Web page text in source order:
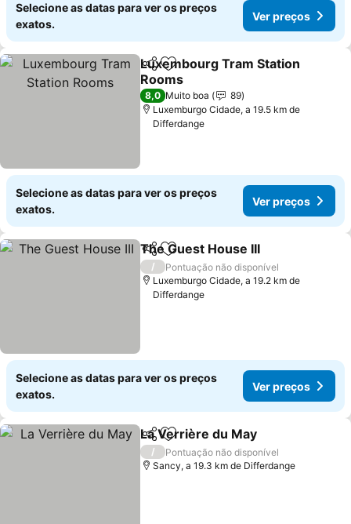
Selecione as datas para ver os preços
exatos.
Ver preços
PartilharAdicionar aos favoritos
Luxembourg Tram Station
Rooms
Ver preços
8,0 Muito boa
89
Luxemburgo Cidade, a 19.5 km de
Differdange
Selecione as datas para ver os preços
exatos.
Ver preços
PartilharAdicionar aos favoritos
The Guest House III
/
Pontuação não disponível
Luxemburgo Cidade, a 19.2 km de
Differdange
Selecione as datas para ver os preços
exatos.
Ver preços
PartilharAdicionar aos favoritos
La Verrière du May
/
Pontuação não disponível
Sancy, a 19.3 km de Differdange